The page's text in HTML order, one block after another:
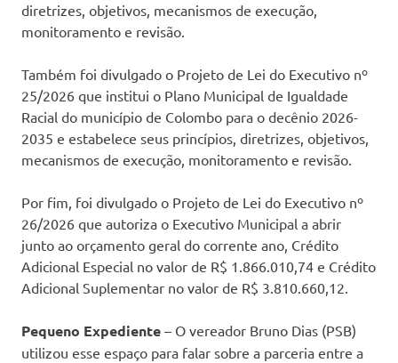
diretrizes, objetivos, mecanismos de execução,
monitoramento e revisão.
Também foi divulgado o Projeto de Lei do Executivo nº
25/2026 que institui o Plano Municipal de Igualdade
Racial do município de Colombo para o decênio 2026-
2035 e estabelece seus princípios, diretrizes, objetivos,
mecanismos de execução, monitoramento e revisão.
Por fim, foi divulgado o Projeto de Lei do Executivo nº
26/2026 que autoriza o Executivo Municipal a abrir
junto ao orçamento geral do corrente ano, Crédito
Adicional Especial no valor de R$ 1.866.010,74 e Crédito
Adicional Suplementar no valor de R$ 3.810.660,12.
Pequeno Expediente – O vereador Bruno Dias (PSB)
utilizou esse espaço para falar sobre a parceria entre a